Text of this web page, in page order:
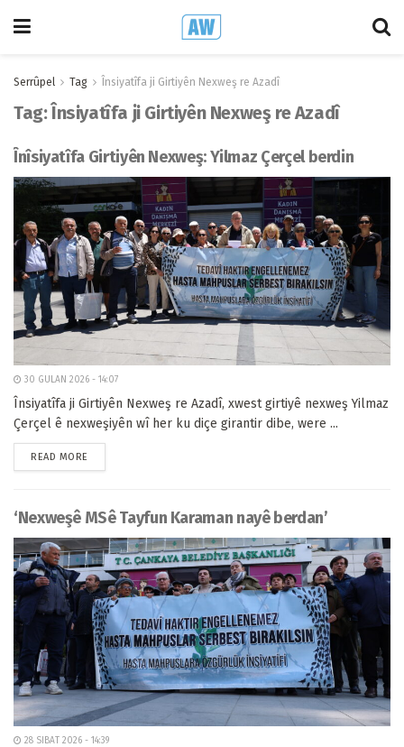
Serrûpel Tag Însiyatîfa ji Girtiyên Nexweş re Azadî
Tag:Însiyatîfa ji Girtiyên Nexweş re Azadî
Înîsiyatîfa Girtiyên Nexweş: Yilmaz Çerçel berdin
30 GULAN 2026 - 14:07
Însiyatîfa ji Girtiyên Nexweş re Azadî, xwest girtiyê nexweş Yilmaz
Çerçel ê nexweşiyên wî her ku diçe girantir dibe, were ...
READ MORE
‘Nexweşê MSê Tayfun Karaman nayê berdan’
28 SIBAT 2026 - 14:39